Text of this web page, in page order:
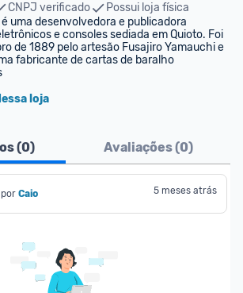
CNPJ verificado
Possui loja física
uma desenvolvedora e publicadora
e consoles sediada em Quioto. Foi
de 1889 pelo artesão Fusajiro Yamauchi e
fabricante de cartas de baralho
loja
(0) Avaliações (0)
Caio 5 meses atrás